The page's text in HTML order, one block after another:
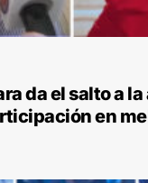
da el salto a
en